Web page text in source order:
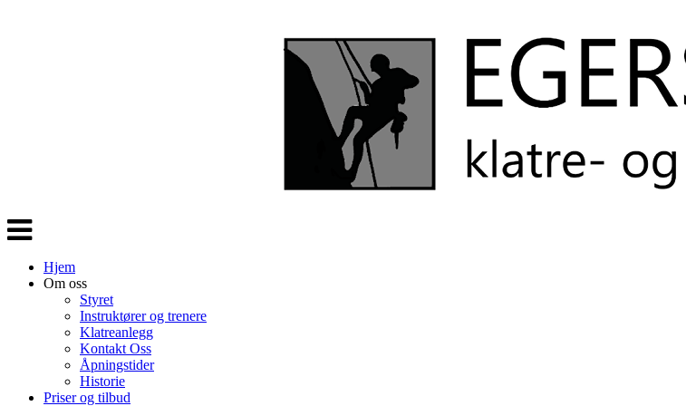
Veksle
navigasjon
Hjem
Om oss
Styret
Instruktører og trenere
Klatreanlegg
Kontakt Oss
Åpningstider
Historie
Priser og tilbud